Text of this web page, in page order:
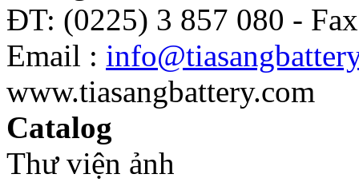
ĐT: (0225) 3 857 080 -
Email :
www.tiasangbattery.com
Catalog
Thư viện ảnh